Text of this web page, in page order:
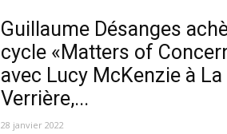
Guillaume Désanges
cycle «Matters of
avec Lucy McKenzie à La
Verrière,...
28 janvier 2022